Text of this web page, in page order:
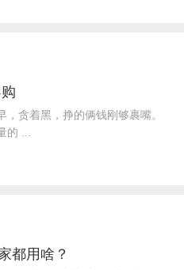
，贪着黑，挣的俩钱刚够裹嘴。
...
都用啥？